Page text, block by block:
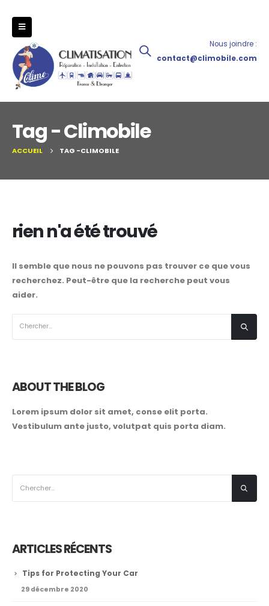
Nous joindre :
contact@climobile.com
Tag - Climobile
ACCUEIL TAG -CLIMOBILE
rien n'a été trouvé
Il semble que nous ne pouvons pas trouver ce que vous
recherchez. Peut-être que la recherche peut vous
aider.
ABOUT THE BLOG
Lorem ipsum dolor sit amet, conse elit porta.
Vestibulum ante justo, volutpat quis porta diam.
ARTICLES RÉCENTS
Tips for Protecting Your Car
29 décembre 2020